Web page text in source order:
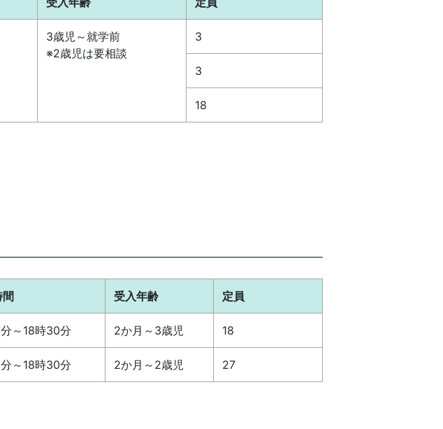
3歳児～就学前
※2歳児は要相談
3
3
18
間 受入年齢 定員
～18時30分 2か月～3歳児 18
～18時30分 2か月～2歳児 27